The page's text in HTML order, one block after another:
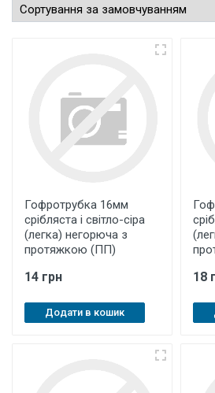
Гофротрубка 16мм
срібляста і світло-сіра
(легка) негорюча з
протяжкою (ПП)
14 грн
Додати в кошик
18